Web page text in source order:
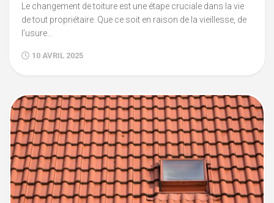
Le changement de toiture est une étape cruciale dans la vie
de tout propriétaire. Que ce soit en raison de la vieillesse, de
l’usure...
10 AVRIL 2025